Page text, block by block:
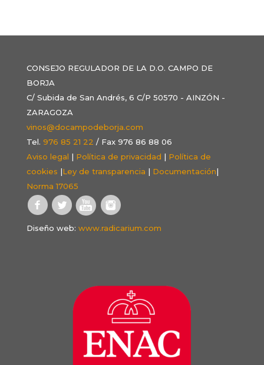
CONSEJO REGULADOR DE LA D.O. CAMPO DE
BORJA
C/ Subida de San Andrés, 6 C/P 50570 - AINZÓN -
ZARAGOZA
vinos@docampodeborja.com
Tel. 976 85 21 22 / Fax 976 86 88 06
Aviso legal | Política de privacidad | Política de
cookies |Ley de transparencia | Documentación|
Norma 17065
Diseño web: www.radicarium.com